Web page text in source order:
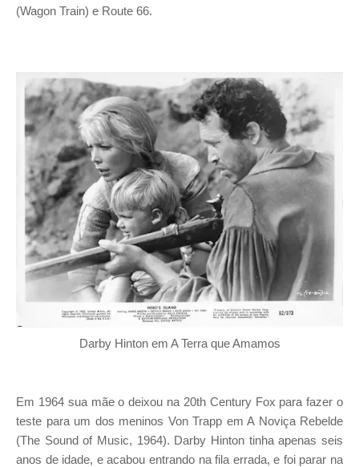
(Wagon Train) e Route 66.
Darby Hinton em A Terra que Amamos
Em 1964 sua mãe o deixou na 20th Century Fox para fazer o
teste para um dos meninos Von Trapp em A Noviça Rebelde
(The Sound of Music, 1964). Darby Hinton tinha apenas seis
anos de idade, e acabou entrando na fila errada, e foi parar na